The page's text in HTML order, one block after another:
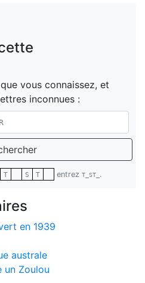
vous connaissez, et
inconnues :
T S T entrez T_ST_ .
en 1939
australe
un Zoulou